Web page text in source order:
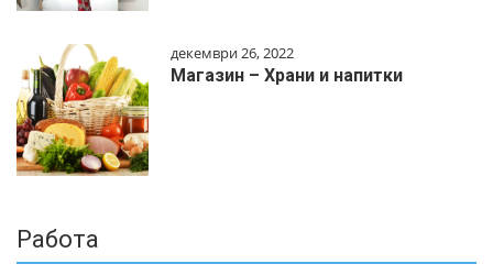
декември 26, 2022
Магазин – Храни и напитки
Работа